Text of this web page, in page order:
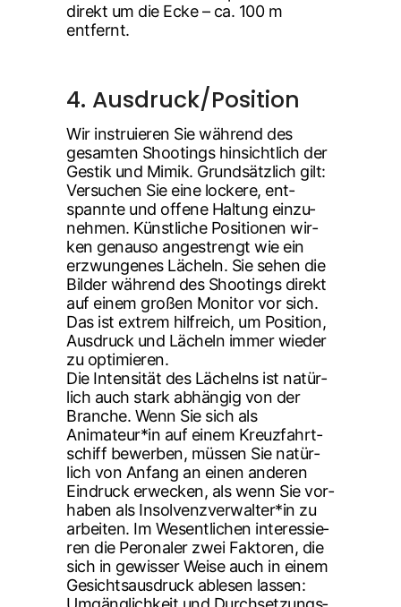
direkt um die Ecke – ca. 100 m
entfernt.
4. Ausdruck/Position
Wir instru­ie­ren Sie wäh­rend des
gesam­ten Shoo­tings hin­sicht­lich der
Ges­tik und Mimik. Grund­sätz­lich gilt:
Ver­su­chen Sie eine locke­re, ent­
spann­te und offe­ne Hal­tung ein­zu­
neh­men. Künst­li­che Posi­tio­nen wir­
ken genau­so ange­strengt wie ein
erzwun­ge­nes Lächeln. Sie sehen die
Bil­der wäh­rend des Shoo­tings direkt
auf einem gro­ßen Moni­tor vor sich.
Das ist extrem hilf­reich, um Posi­ti­on,
Aus­druck und Lächeln immer wie­der
zu opti­mie­ren.
Die Inten­si­tät des Lächelns ist natür­
lich auch stark abhän­gig von der
Bran­che. Wenn Sie sich als
Animateur*in auf einem Kreuz­fahrt­
schiff bewer­ben, müs­sen Sie natür­
lich von Anfang an einen ande­ren
Ein­druck erwe­cken, als wenn Sie vor­
ha­ben als Insolvenzverwalter*in zu
arbei­ten. Im Wesent­li­chen inter­es­sie­
ren die Pero­na­ler zwei Fak­to­ren, die
sich in gewis­ser Wei­se auch in einem
Gesichts­aus­druck able­sen las­sen: